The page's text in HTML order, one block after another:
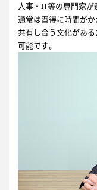
人事・IT等の専門家が
通常は習得に時間が
共有し合う文化があ
可能です。